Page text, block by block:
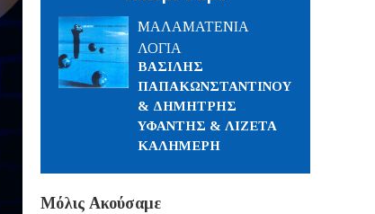
ΜΑΛΑΜΑΤΕΝΙΑ
ΛΟΓΙΑ
ΒΑΣΙΛΗΣ
ΠΑΠΑΚΩΝΣΤΑΝΤΙΝΟΥ
& ΔΗΜΗΤΡΗΣ
ΥΦΑΝΤΗΣ & ΛΙΖΕΤΑ
ΚΑΛΗΜΕΡΗ
Μόλις Ακούσαμε